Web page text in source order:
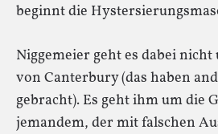
beginnt die
Niggemeier geht es dabei
von Canterbury (das haben
gebracht). Es geht ihm um die
jemandem, der mit falschen